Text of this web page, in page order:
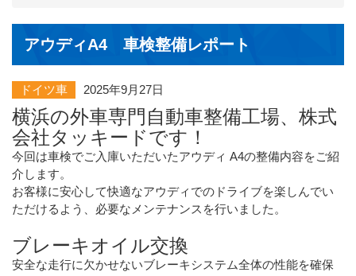
アウディA4 車検整備レポート
ドイツ車 2025年9月27日
横浜の外車専門自動車整備工場、株式
会社タッキードです！
今回は車検でご入庫いただいたアウディ A4の整備内容をご紹
介します。
お客様に安心して快適なアウディでのドライブを楽しんでい
ただけるよう、必要なメンテナンスを行いました。
ブレーキオイル交換
安全な走行に欠かせないブレーキシステム全体の性能を確保